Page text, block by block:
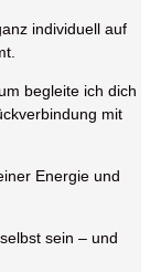
individuell auf
begleite ich dich
mit
Energie und
sein – und